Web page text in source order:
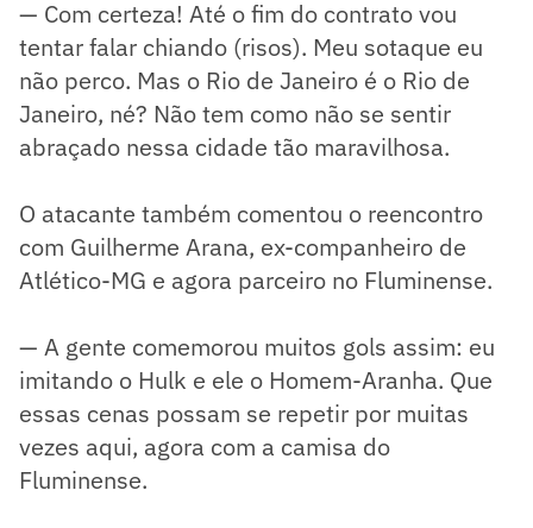
— Com certeza! Até o fim do contrato vou
tentar falar chiando (risos). Meu sotaque eu
não perco. Mas o Rio de Janeiro é o Rio de
Janeiro, né? Não tem como não se sentir
abraçado nessa cidade tão maravilhosa.
O atacante também comentou o reencontro
com Guilherme Arana, ex-companheiro de
Atlético-MG e agora parceiro no Fluminense.
— A gente comemorou muitos gols assim: eu
imitando o Hulk e ele o Homem-Aranha. Que
essas cenas possam se repetir por muitas
vezes aqui, agora com a camisa do
Fluminense.